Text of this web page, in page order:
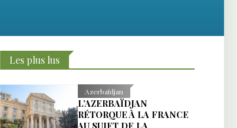
Les plus lus
Azerbaïdjan
L’AZERBAÏDJAN
RÉTORQUE À LA FRANCE